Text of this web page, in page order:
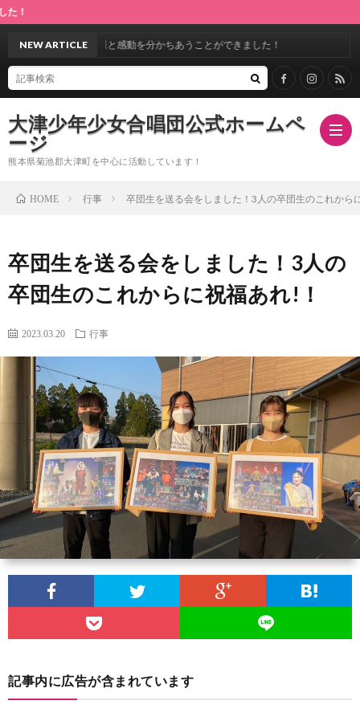
大津少年少女合唱団公式ホームペ
ージ
熊本県菊池郡大津町を中心に活動しています！
ー
指
団
い
て
ケ
ュ
ー
ル
ブ
グ
員
募
集
サ
イ
ト
プ
プ
ラ
シ
合
NEW ARTICLE
お客様と感動を分かちあうことができました！
HOME 行事 卒団生を送る会をしました！3人の卒団生のこれから
卒団生を送る会をしました！3人の
卒団生のこれからに祝福あれ!！
2023.03.20 行事
記事内に広告が含まれています